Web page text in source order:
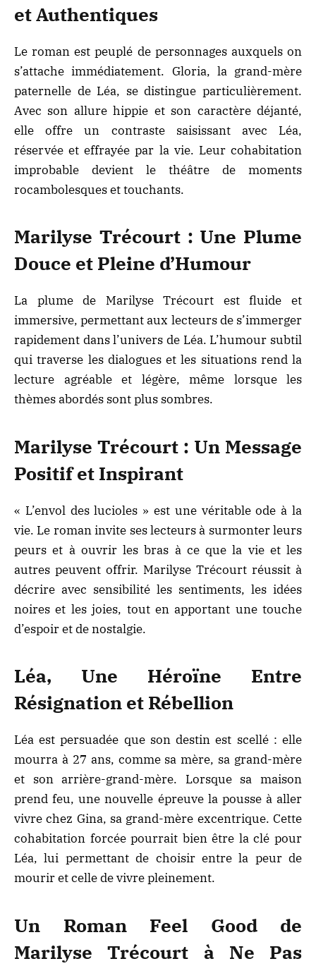
et Authentiques
Le roman est peuplé de personnages auxquels on
s’attache immédiatement. Gloria, la grand-mère
paternelle de Léa, se distingue particulièrement.
Avec son allure hippie et son caractère déjanté,
elle offre un contraste saisissant avec Léa,
réservée et effrayée par la vie. Leur cohabitation
improbable devient le théâtre de moments
rocambolesques et touchants.
Marilyse Trécourt : Une Plume
Douce et Pleine d’Humour
La plume de Marilyse Trécourt est fluide et
immersive, permettant aux lecteurs de s’immerger
rapidement dans l’univers de Léa. L’humour subtil
qui traverse les dialogues et les situations rend la
lecture agréable et légère, même lorsque les
thèmes abordés sont plus sombres.
Marilyse Trécourt : Un Message
Positif et Inspirant
« L’envol des lucioles » est une véritable ode à la
vie. Le roman invite ses lecteurs à surmonter leurs
peurs et à ouvrir les bras à ce que la vie et les
autres peuvent offrir. Marilyse Trécourt réussit à
décrire avec sensibilité les sentiments, les idées
noires et les joies, tout en apportant une touche
d’espoir et de nostalgie.
Léa, Une Héroïne Entre
Résignation et Rébellion
Léa est persuadée que son destin est scellé : elle
mourra à 27 ans, comme sa mère, sa grand-mère
et son arrière-grand-mère. Lorsque sa maison
prend feu, une nouvelle épreuve la pousse à aller
vivre chez Gina, sa grand-mère excentrique. Cette
cohabitation forcée pourrait bien être la clé pour
Léa, lui permettant de choisir entre la peur de
mourir et celle de vivre pleinement.
Un Roman Feel Good de
Marilyse Trécourt à Ne Pas